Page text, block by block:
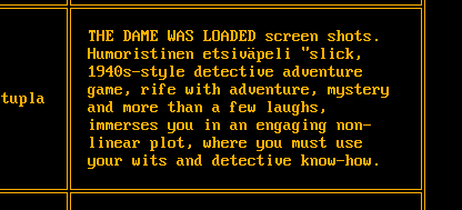
tupla
THE DAME WAS LOADED screen shots.
Humoristinen etsiväpeli "slick,
1940s-style detective adventure
game, rife with adventure, mystery
and more than a few laughs,
immerses you in an engaging non-
linear plot, where you must use
your wits and detective know-how.